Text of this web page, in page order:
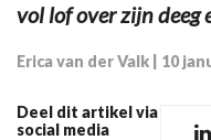
vol lof over zijn deeg
Erica van der Valk 10
Deel dit artikel via
social media